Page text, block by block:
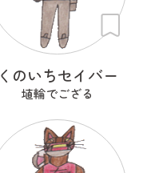
くのいちセイバー
埴輪でござる